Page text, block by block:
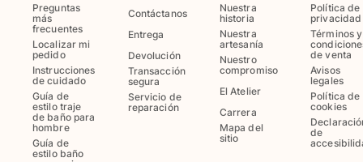
Vestidos y Faldas
Monos
Pantalones cortos
Sudaderas
Ver todo Pret-a-porter
Bebé
Preguntas
más
frecuentes
Localizar mi
pedido
Instrucciones
de cuidado
Guía de
estilo traje
de baño para
hombre
Guía de
estilo baño
Contáctanos
Entrega
Devolución
Transacción
segura
Servicio de
reparación
Nuestra
historia
Nuestra
artesanía
Nuestro
compromiso
El Atelier
Carrera
Mapa del
sitio
Política de
privacidad
Términos y
de venta
Avisos
legales
Política de
cookies
de